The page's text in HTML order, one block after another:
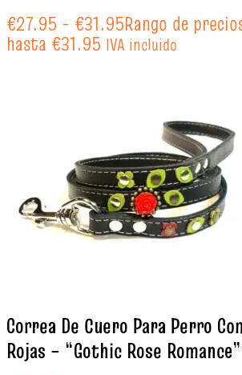
€27.95 - €31.95Rango de
hasta €31.95 IVA incluido
Correa De Cuero Para Perro
Rojas – “Gothic Rose Romance”